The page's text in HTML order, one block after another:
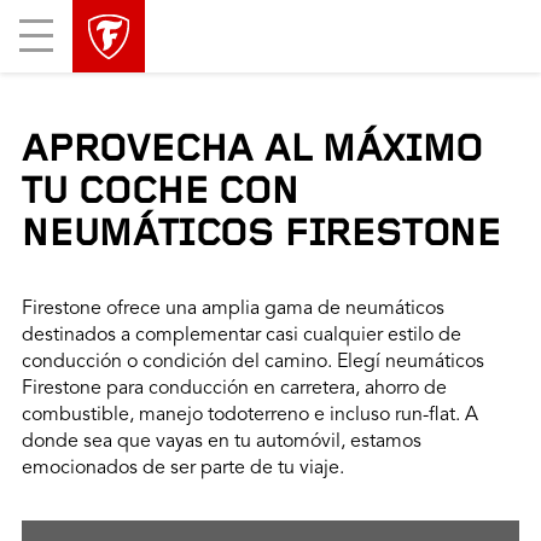
Mobile
Menu
APROVECHA AL MÁXIMO
TU COCHE CON
NEUMÁTICOS FIRESTONE
Firestone ofrece una amplia gama de neumáticos
destinados a complementar casi cualquier estilo de
conducción o condición del camino. Elegí neumáticos
Firestone para conducción en carretera, ahorro de
combustible, manejo todoterreno e incluso run-flat. A
donde sea que vayas en tu automóvil, estamos
emocionados de ser parte de tu viaje.